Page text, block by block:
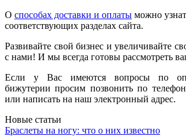
О способах доставки и оплаты можно
соответствующих разделах сайта.
Развивайте свой бизнес и увеличивайте
с нами! И мы всегда готовы рассмотреть
Если у Вас имеются вопросы по
бижутерии просим позвонить по
или написать на наш электронный адрес.
Новые статьи
Браслеты на ногу: что о них известно